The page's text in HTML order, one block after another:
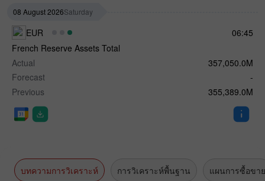
08 August 2026Saturday
06:45
EUR
French Reserve Assets Total
Actual
357,050.0M
Forecast
-
Previous
355,389.0M
บทความการวิเคราะห์ การวิเคราะห์พื้นฐาน แผนการซื้อขาย